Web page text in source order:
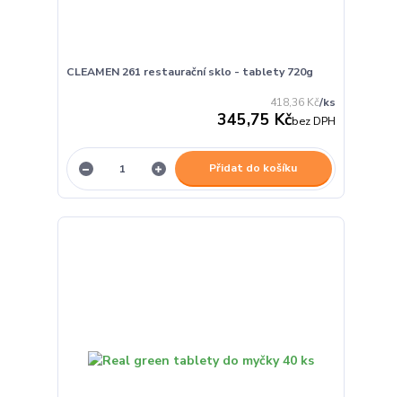
CLEAMEN 261 restaurační sklo - tablety 720g
418,36 Kč/ks
345,75 Kčbez DPH
Přidat do košíku